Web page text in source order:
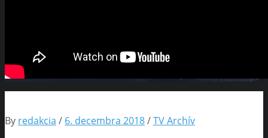
By redakcia / 6. decembra 2018/TV Archív